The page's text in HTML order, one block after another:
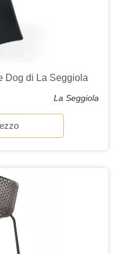
Dog di La Seggiola
La Seggiola